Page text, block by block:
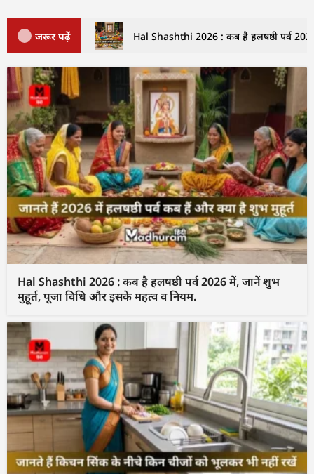
जरूर पढ़ें Hal Shashthi 2026 : कब है हलषष्ठी पर्व
Hal Shashthi 2026 : कब है हलषष्ठी पर्व 2026 में, जानें शुभ
मुहूर्त, पूजा विधि और इसके महत्व व नियम.